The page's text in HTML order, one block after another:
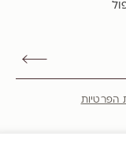
הפרטיות